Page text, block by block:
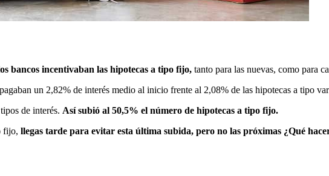
bancos incentivaban las hipotecas a tipo fijo, tanto para las nuevas, como para
un 2,82% de interés medio al inicio frente al 2,08% de las hipotecas a tipo
de interés. Así subió al 50,5% el número de hipotecas a tipo fijo.
fijo, llegas tarde para evitar esta última subida, pero no las próximas ¿Qué